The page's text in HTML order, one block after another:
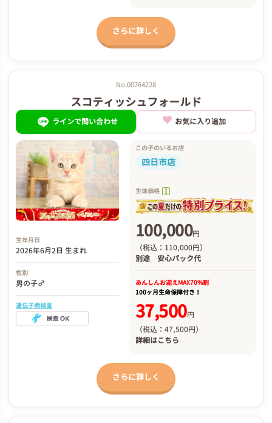
さらに詳しく
No.00764228
スコティッシュフォールド
ラインで問い合わせ お気に入り追加
生年月日
2026年6月2日 生まれ
性別
男の子♂
遺伝子病検査
この子のいるお店
四日市店
生体価格
100,000円
（税込：110,000円）
別途 安心パック代
あんしんお迎えMAX70%割
100ヶ月生命保障付き！
37,500円
（税込：47,500円）
詳細はこちら
さらに詳しく